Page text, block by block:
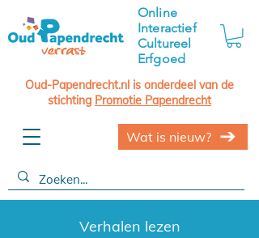
Online
Interactief
Cultureel
Erfgoed
Oud-Papendrecht.nl is onderdeel van de
stichting Promotie Papendrecht
Wat is nieuw?
Verhalen lezen